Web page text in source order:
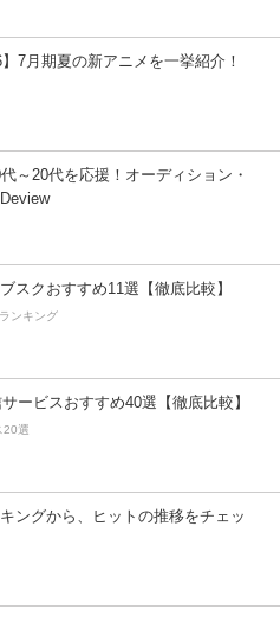
】7月期夏の新アニメを一挙紹介！
～20代を応援！オーディション・
スクおすすめ11選【徹底比較】
ンキング
ービスおすすめ40選【徹底比較】
20選
ングから、ヒットの推移をチェッ